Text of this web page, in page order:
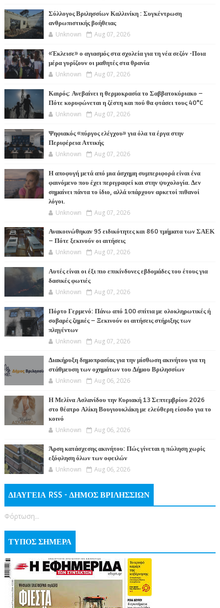
Σύλλογος Βριλησσίων Καλλινίκη : Συγκέντρωση
ανθρωπιστικής βοήθειας
Unknown Aug 07, 2026
«Έκλεισε» ο αγιασμός στα σχολεία για τη νέα σεζόν -Ποια
μέρα γυρίζουν οι μαθητές στα θρανία
Unknown Aug 07, 2026
Καιρός: Ανεβαίνει η θερμοκρασία το Σαββατοκύριακο –
Πότε κορυφώνεται η ζέστη και πού θα φτάσει τους 40°C
Unknown Aug 07, 2026
Ψηφιακός «πύργος ελέγχου» για όλα τα έργα στην
Περιφέρεια Αττικής
Unknown Aug 07, 2026
Η αποφυγή μετά από μια άσχημη συμπεριφορά είναι ένα
φαινόμενο που έχει περιγραφεί και στην ψυχολογία. Δεν
σημαίνει πάντα το ίδιο, αλλά υπάρχουν αρκετοί πιθανοί
λόγοι.
Unknown Aug 07, 2026
Ανακοινώθηκαν 95 ειδικότητες και 860 τμήματα των ΣΑΕΚ
– Πότε ξεκινούν οι αιτήσεις
Unknown Aug 07, 2026
Αυτές είναι οι έξι πιο επικίνδυνες εβδομάδες του έτους για
δασικές φωτιές
Unknown Aug 07, 2026
Πόρτο Γερμενό: Πάνω από 100 σπίτια με ολοκληρωτικές ή
σοβαρές ζημιές – Ξεκινούν οι αιτήσεις στήριξης των
πληγέντων
Unknown Aug 07, 2026
Διακήρυξη δημοπρασίας για την μίσθωση ακινήτου για τη
στάθμευση των οχημάτων του Δήμου Βριλησσίων
Unknown Aug 06, 2026
Η Μελίνα Ασλανίδου την Kυριακή 13 Σεπτεμβρίου 2026
στο θέατρο Αλίκη Βουγιουκλάκη με ελεύθερη είσοδο για το
κοινό
Unknown Aug 06, 2026
Άρση κατάσχεσης ακινήτου: Πώς γίνεται η πώληση χωρίς
εξόφληση όλων των οφειλών
Unknown Aug 06, 2026
ΔΙΑΥΓΕΙΑ RSS - ΔΗΜΟΣ ΒΡΙΛΗΣΣΙΩΝ
Φόρτωση...
ΤΥΠΟΣ ΣΗΜΕΡΑ